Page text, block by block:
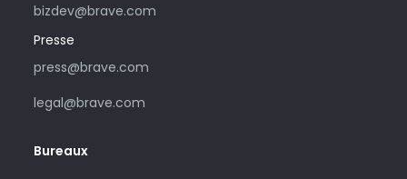
bizdev@brave.com
Presse
press@brave.com
legal@brave.com
Bureaux